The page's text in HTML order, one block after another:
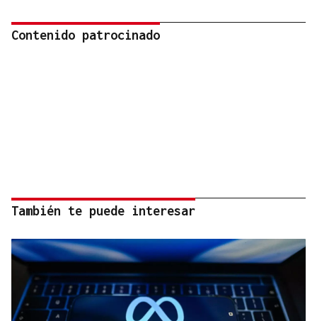
Contenido patrocinado
También te puede interesar